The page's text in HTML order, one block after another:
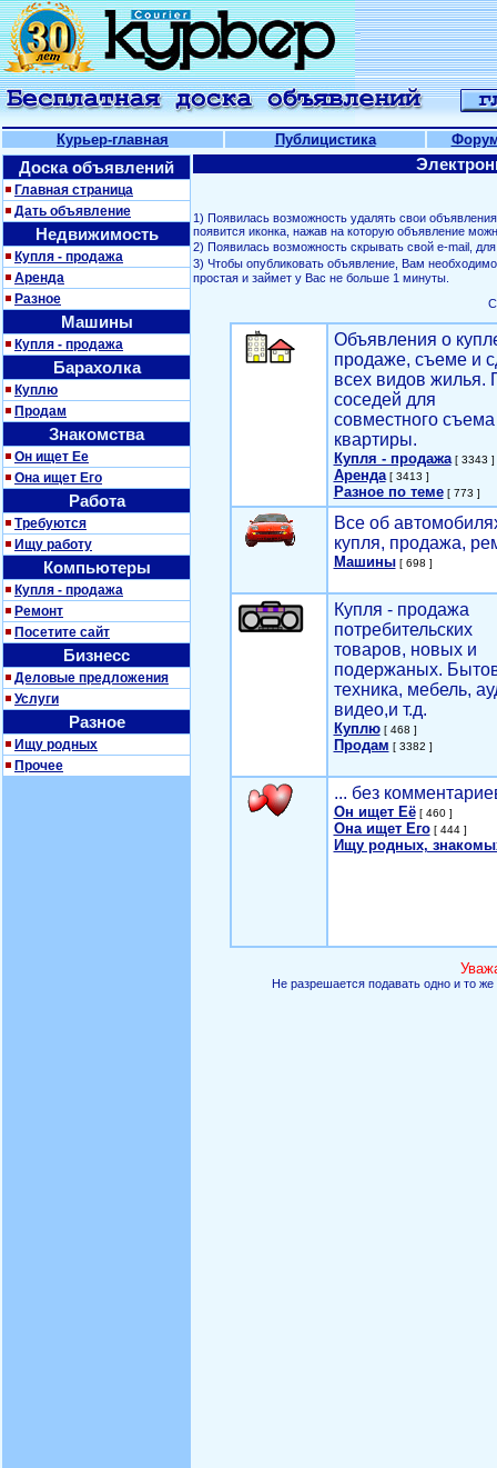
Курьер-главная Публицистика
Доска объявлений
Главная страница
Дать объявление
Недвижимость
Купля - продажа
Аренда
Разное
Машины
Купля - продажа
Барахолка
Куплю
Продам
Знакомства
Он ищет Ее
Она ищет Его
Работа
Требуются
Ищу работу
Компьютеры
Купля - продажа
Ремонт
Посетите сайт
Бизнесс
Деловые предложения
Услуги
Разное
Ищу родных
Прочее
1) Появилась возможность удалять свои
появится иконка, нажав на которую объявление
2) Появилась возможность скрывать свой е-mail,
3) Чтобы опубликовать объявление, Вам
простая и займет у Вас не больше 1 минуты.
Объявления о
продаже, съеме и
всех видов жилья.
соседей для
совместного съема
квартиры.
Купля - продажа[ 3343 ]
Аренда[ 3413 ]
Разное по теме[ 773 ]
Все об
купля, продажа,
Машины[ 698 ]
Купля - продажа
потребительских
товаров, новых и
подержаных.
техника, мебель,
видео,и т.д.
Куплю[ 468 ]
Продам [ 3382 ]
... без
Он ищет Её[ 460 ]
Она ищет Его[ 444 ]
Ищу родных,
Не разрешается подавать одно и то